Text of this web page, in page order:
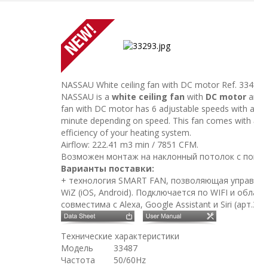
NASSAU White ceiling fan with DC motor Ref.
NASSAU is a white ceiling fan with DC motor
fan with DC motor has 6 adjustable speeds with
minute depending on speed. This fan comes
efficiency of your heating system.
Airflow: 222.41 m3 min / 7851 CFM.
Возможен монтаж на наклонный потолок с
Варианты поставки:
+ технология SMART FAN, позволяющая
WiZ (iOS, Android). Подключается по WIFI и
совместима с Alexa, Google Assistant и Siri
Технические характеристики
Модель
33487
Частота
50/60Hz